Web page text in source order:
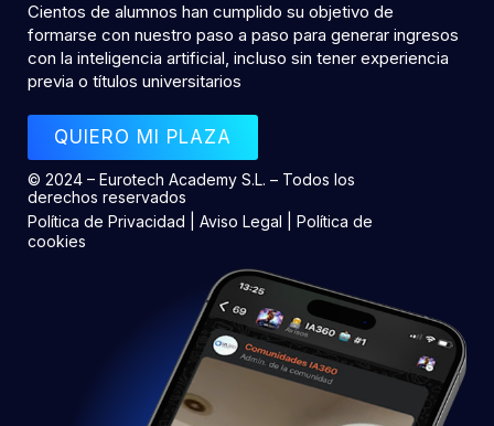
Cientos de alumnos han cumplido su objetivo de
formarse con nuestro paso a paso para generar ingresos
con la inteligencia artificial, incluso sin tener experiencia
previa o títulos universitarios
QUIERO MI PLAZA
© 2024 – Eurotech Academy S.L. – Todos los
derechos reservados
Política de Privacidad
Aviso Legal
Política de
cookies